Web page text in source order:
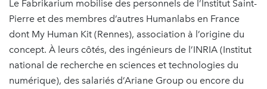
Le Fabrikarium mobilise des personnels de l’Institut Saint-
Pierre et des membres d’autres Humanlabs en France
dont My Human Kit (Rennes), association à l’origine du
concept. À leurs côtés, des ingénieurs de l’INRIA (Institut
national de recherche en sciences et technologies du
numérique), des salariés d’Ariane Group ou encore du